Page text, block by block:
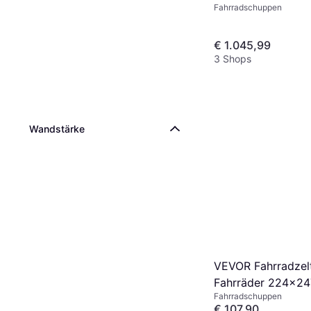
Wandstärke
121x202x100 cm
Fahrradschuppen
€ 1.045,99
3 Shops
VEVOR
Fahrräder
Fahrradschuppen